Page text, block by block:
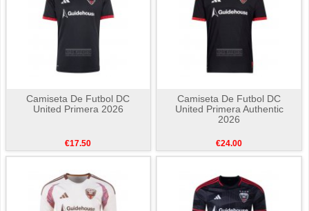
Camiseta De Futbol DC
United Primera 2026
€17.50
Camiseta De Futbol DC
United Primera Authentic
2026
€24.00